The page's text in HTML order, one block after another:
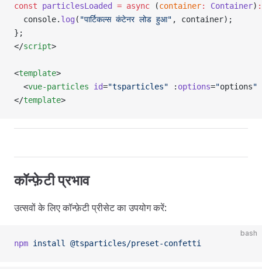
const particlesLoaded = async (container: Container) :
  console.
log ( "पार्टिकल्स कंटेनर लोड हुआ" , container);
};
</script>
<template>
  <
vue-particles id="tsparticles" : options="options"
</template>
कॉन्फ़ेटी प्रभाव
उत्सवों के लिए कॉन्फ़ेटी प्रीसेट का उपयोग करें:
bash
npm install @tsparticles/preset-confetti